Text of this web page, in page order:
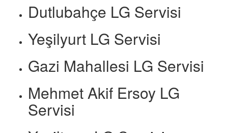
Dutlubahçe LG Servisi
Yeşilyurt LG Servisi
Gazi Mahallesi LG Servisi
Mehmet Akif Ersoy LG
Servisi